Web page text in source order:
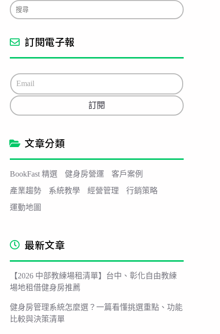
訂閱電子報
E
m
a
i
訂閱
文章分類
BookFast 精選 健身房營運
客戶案例
產業趨勢
系統教學 經營管理
行銷策略
運動地圖
最新文章
【2026 中部教練場租清單】台中、彰化自由教練
場地租借健身房推薦
健身房管理系統怎麼選？一篇看懂挑選重點、功能
比較與決策清單